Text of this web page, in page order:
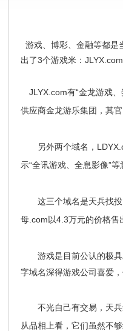
游戏、博彩、金融等都是
出了3个游戏米：
JLYX.com有“金龙游戏
供应商金龙游乐集团，其
另外两个域名，
示“全讯游戏、全息影像”
这三个域名是天兵找投
母.com以4.3万元的价格售
游戏是目前公认的极具
字域名深得游戏公司喜爱
不光自己有交易，天兵
从品相上看，它们虽然不